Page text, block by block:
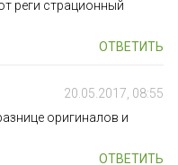
реги страционный
ОТВЕТИТЬ
20.05.2017, 08:55
оригиналов и
ОТВЕТИТЬ